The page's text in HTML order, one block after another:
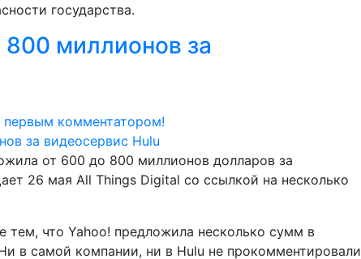
государства.
миллионов за
первым комментатором!
от 600 до 800 миллионов долларов за
26 мая All Things Digital со ссылкой на несколько
тем, что Yahoo! предложила несколько сумм в
в самой компании, ни в Hulu не прокомментировали